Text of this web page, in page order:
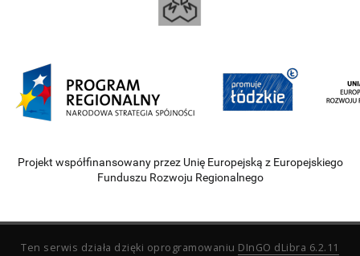
Projekt współfinansowany przez Unię Europejską z Europejskiego
Funduszu Rozwoju Regionalnego
Ten serwis działa dzięki oprogramowaniu DInGO dLibra 6.2.11